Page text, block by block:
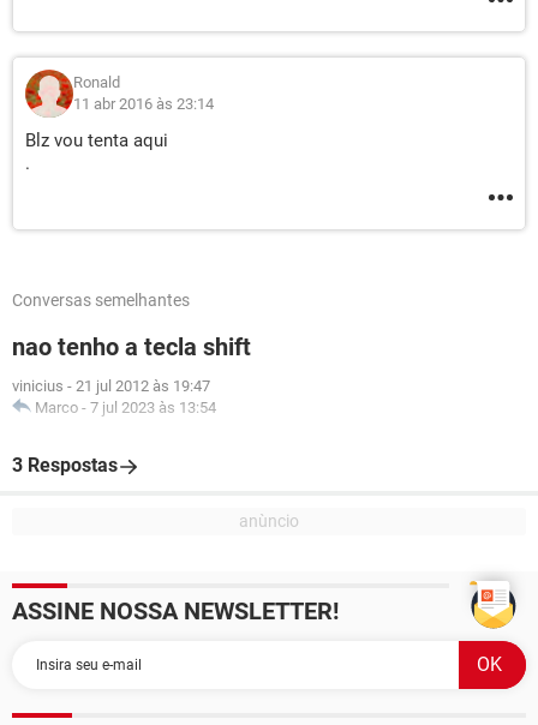
Ronald
11 abr 2016 às 23:14
Blz vou tenta aqui
.
Conversas semelhantes
nao tenho a tecla shift
vinicius - 21 jul 2012 às 19:47
Marco - 7 jul 2023 às 13:54
3 Respostas
ASSINE NOSSA NEWSLETTER!